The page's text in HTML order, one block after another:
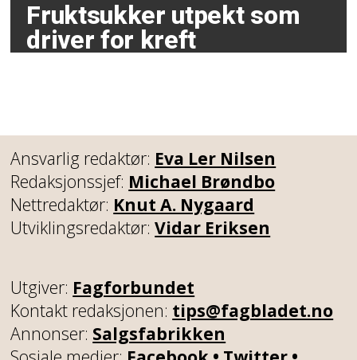
Fruktsukker utpekt som
driver for kreft
Ansvarlig redaktør: Eva Ler Nilsen
Redaksjonssjef: Michael Brøndbo
Nettredaktør: Knut A. Nygaard
Utviklingsredaktør:Vidar Eriksen
Utgiver: Fagforbundet
Kontakt redaksjonen: tips@fagbladet.no
Annonser: Salgsfabrikken